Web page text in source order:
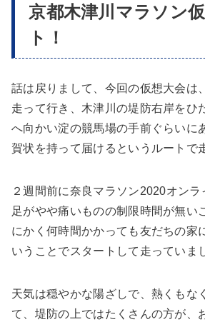
京都木津川マラソン
ト！
話は戻りまして、今回の仮想大会は
走って行き、 木津川の堤防右岸をひ
へ向かい淀の競馬場の手前ぐらいに
賀状を持って届けるというルートで
２週間前に奈良マラソン2020オン
足がやや痛いものの制限時間が無い
にかく何時間かかっても友だちの家
いうことでスタートして走っていま
天気は穏やかな陽ざしで、熱くもな
て、堤防の上ではたくさんの方が、